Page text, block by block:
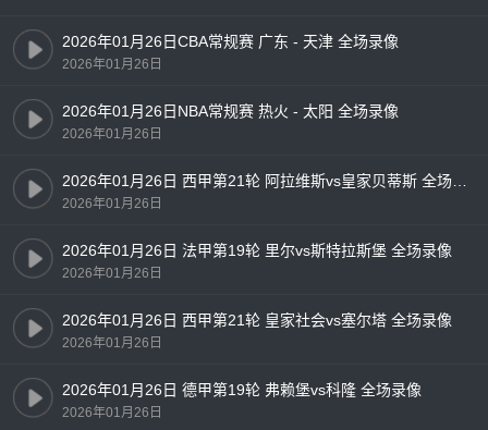
2026年01月26日CBA常规赛 广东 - 天津 全场录像
2026年01月26日
2026年01月26日NBA常规赛 热火 - 太阳 全场录像
2026年01月26日
2026年01月26日
2026年01月26日 法甲第19轮 里尔vs斯特拉斯堡 全场录像
2026年01月26日
2026年01月26日 西甲第21轮 皇家社会vs塞尔塔 全场录像
2026年01月26日
2026年01月26日 德甲第19轮 弗赖堡vs科隆 全场录像
2026年01月26日